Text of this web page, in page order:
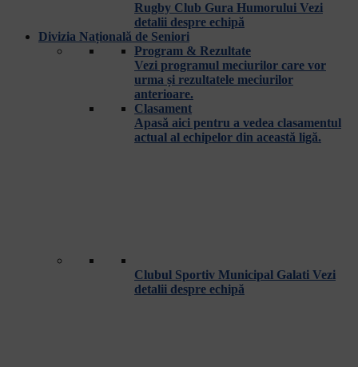
Rugby Club Gura Humorului Vezi
detalii despre echipă
Divizia Națională de Seniori
Program & Rezultate
Vezi programul meciurilor care vor
urma și rezultatele meciurilor
anterioare.
Clasament
Apasă aici pentru a vedea clasamentul
actual al echipelor din această ligă.
Clubul Sportiv Municipal Galati Vezi
detalii despre echipă